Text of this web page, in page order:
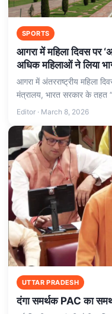
SPORTS
आगरा में महिला दिवस पर
अधिक महिलाओं ने लिया
आगरा में अंतरराष्ट्रीय महिला
मंत्रालय, भारत सरकार के तहत
Editor · March 8, 2026
UTTAR PRADESH
दंगा समर्थक PAC का